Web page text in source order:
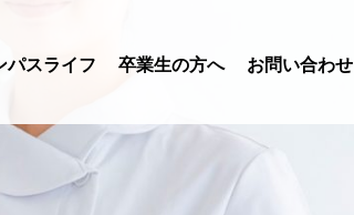
パスライフ 卒業生の方へ お問い合わせ